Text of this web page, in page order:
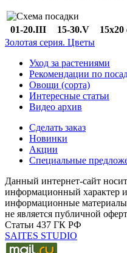
01-20.III 15-30.V 15x20
Золотая серия. Цветы
Уход за растениями
Рекомендации по
Овощи (сорта)
Интересные статьи
Видео архив
Сделать заказ
Новинки
Акции
Специальные
Данный интернет-сайт
информационный характер
информационные
не является публичной
Статьи 437 ГК РФ
SAITES STUDIO